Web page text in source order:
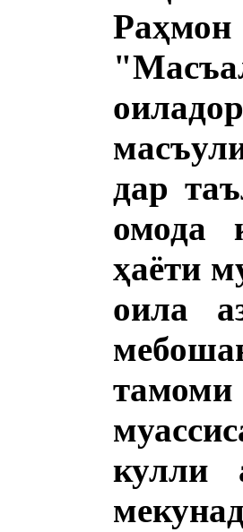
дар
омода
ҳаёти
оила
кулли